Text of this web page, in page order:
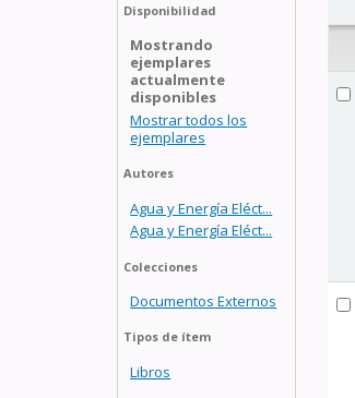
Disponibilidad
Mostrando
ejemplares
actualmente
disponibles
Mostrar todos los
ejemplares
Autores
Agua y Energía Eléct...
Agua y Energía Eléct...
Colecciones
Documentos Externos
Tipos de ítem
Libros